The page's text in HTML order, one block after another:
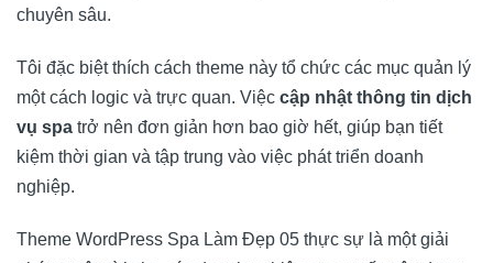
chuyên sâu.
Tôi đặc biệt thích cách theme này tổ chức các mục quản lý
một cách logic và trực quan. Việc cập nhật thông tin dịch
vụ spa trở nên đơn giản hơn bao giờ hết, giúp bạn tiết
kiệm thời gian và tập trung vào việc phát triển doanh
nghiệp.
Theme WordPress Spa Làm Đẹp 05 thực sự là một giải